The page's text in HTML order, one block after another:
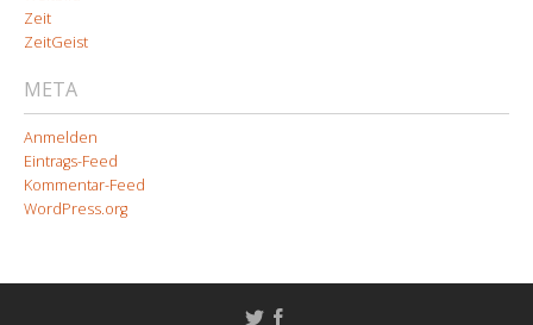
Zeit
ZeitGeist
META
Anmelden
Eintrags-Feed
Kommentar-Feed
WordPress.org